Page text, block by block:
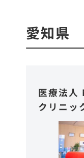
愛知県
医療法人
クリニッ